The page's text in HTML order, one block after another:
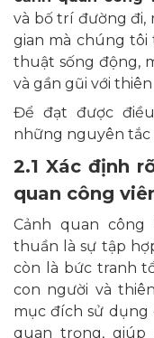
và bố trí đường đi,
gian mà chúng
thuật sống động,
và gần gũi với
Để đạt được
những nguyên tắc
2.1 Xác định
quan công
Cảnh quan
thuần là sự tập
còn là bức tranh
con người và
mục đích sử dụng
quan trọng, giúp